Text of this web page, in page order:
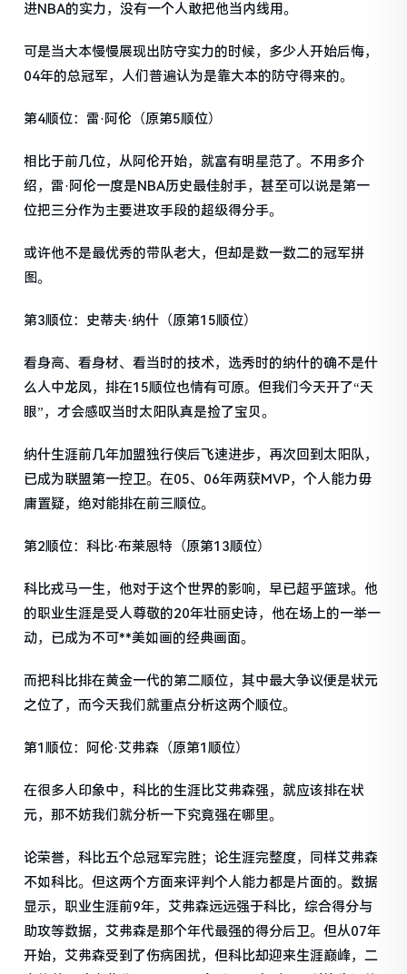
进NBA的实力，没有一个人敢把他当内线用。
可是当大本慢慢展现出防守实力的时候，多少人开始后悔，
04年的总冠军，人们普遍认为是靠大本的防守得来的。
第4顺位：雷·阿伦（原第5顺位）
相比于前几位，从阿伦开始，就富有明星范了。不用多介
绍，雷·阿伦一度是NBA历史最佳射手，甚至可以说是第一
位把三分作为主要进攻手段的超级得分手。
或许他不是最优秀的带队老大，但却是数一数二的冠军拼
图。
第3顺位：史蒂夫·纳什（原第15顺位）
看身高、看身材、看当时的技术，选秀时的纳什的确不是什
么人中龙凤，排在15顺位也情有可原。但我们今天开了“天
眼”，才会感叹当时太阳队真是捡了宝贝。
纳什生涯前几年加盟独行侠后飞速进步，再次回到太阳队，
已成为联盟第一控卫。在05、06年两获MVP，个人能力毋
庸置疑，绝对能排在前三顺位。
第2顺位：科比·布莱恩特（原第13顺位）
科比戎马一生，他对于这个世界的影响，早已超乎篮球。他
的职业生涯是受人尊敬的20年壮丽史诗，他在场上的一举一
动，已成为不可**美如画的经典画面。
而把科比排在黄金一代的第二顺位，其中最大争议便是状元
之位了，而今天我们就重点分析这两个顺位。
第1顺位：阿伦·艾弗森（原第1顺位）
在很多人印象中，科比的生涯比艾弗森强，就应该排在状
元，那不妨我们就分析一下究竟强在哪里。
论荣誉，科比五个总冠军完胜；论生涯完整度，同样艾弗森
不如科比。但这两个方面来评判个人能力都是片面的。数据
显示，职业生涯前9年，艾弗森远远强于科比，综合得分与
助攻等数据，艾弗森是那个年代最强的得分后卫。但从07年
开始，艾弗森受到了伤病困扰，但科比却迎来生涯巅峰，二